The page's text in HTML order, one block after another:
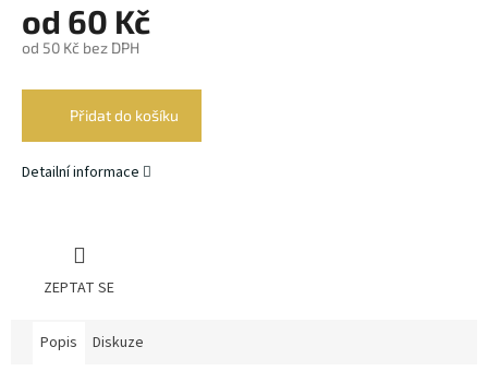
od 60 Kč
od 50 Kč bez DPH
Přidat do košíku
Detailní informace
ZEPTAT SE
Popis Diskuze